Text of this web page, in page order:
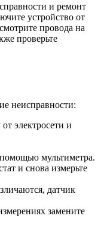
и ремонт
устройство от
провода на
проверьте
неисправности:
электросети и
мультиметра.
и снова измерьте
датчик
замените